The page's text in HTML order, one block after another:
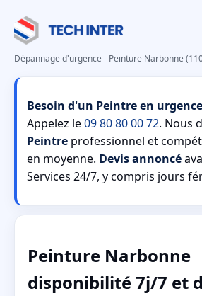
Dépannage d'urgence - Peinture Narbonne
Besoin d'un Peintre en
Appelez le09 80 80 00 72. Nous
Peintre professionnel et
en moyenne. Devis annoncé
Services 24/7, y compris jours
Peinture Narbonne
disponibilité 7j/7 et